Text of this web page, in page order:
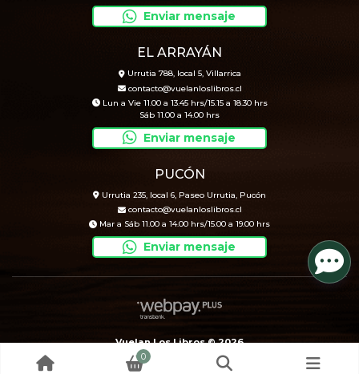
Enviar mensaje
EL ARRAYÁN
Urrutia 788, local 5, Villarrica
contacto@vuelanloslibros.cl
Lun a Vie 11.00 a 13.45 hrs/15.15 a 18.30 hrs
Sáb 11.00 a 14.00 hrs
Enviar mensaje
PUCÓN
Urrutia 235, local 6, Paseo Urrutia, Pucón
contacto@vuelanloslibros.cl
Mar a Sáb 11.00 a 14.00 hrs/15.00 a 19.00 hrs
Enviar mensaje
Vuelan Los Libros © 2026
Creado por
Bsale
0